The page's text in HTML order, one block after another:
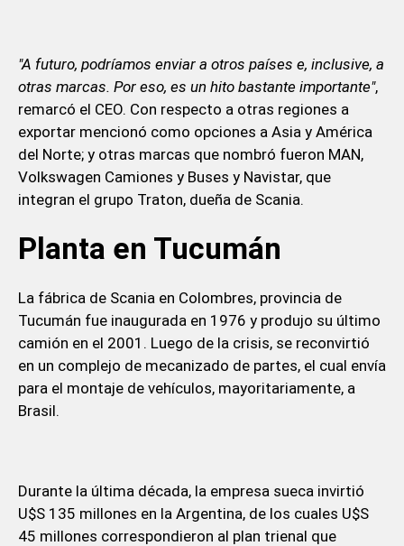
"A futuro, podríamos enviar a otros países e, inclusive, a
otras marcas. Por eso, es un hito bastante importante",
remarcó el CEO. Con respecto a otras regiones a
exportar mencionó como opciones a Asia y América
del Norte; y otras marcas que nombró fueron MAN,
Volkswagen Camiones y Buses y Navistar, que
integran el grupo Traton, dueña de Scania.
Planta en Tucumán
La fábrica de Scania en Colombres, provincia de
Tucumán fue inaugurada en 1976 y produjo su último
camión en el 2001. Luego de la crisis, se reconvirtió
en un complejo de mecanizado de partes, el cual envía
para el montaje de vehículos, mayoritariamente, a
Brasil.
Durante la última década, la empresa sueca invirtió
U$S 135 millones en la Argentina, de los cuales U$S
45 millones correspondieron al plan trienal que